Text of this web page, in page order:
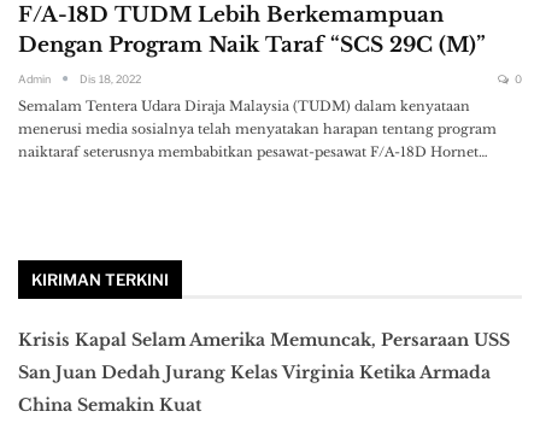
F/A-18D TUDM Lebih Berkemampuan
Dengan Program Naik Taraf “SCS 29C (M)”
Admin Dis 18, 2022 0
Semalam Tentera Udara Diraja Malaysia (TUDM) dalam kenyataan
menerusi media sosialnya telah menyatakan harapan tentang program
naiktaraf seterusnya membabitkan pesawat-pesawat F/A-18D Hornet…
KIRIMAN TERKINI
Krisis Kapal Selam Amerika Memuncak, Persaraan USS
San Juan Dedah Jurang Kelas Virginia Ketika Armada
China Semakin Kuat